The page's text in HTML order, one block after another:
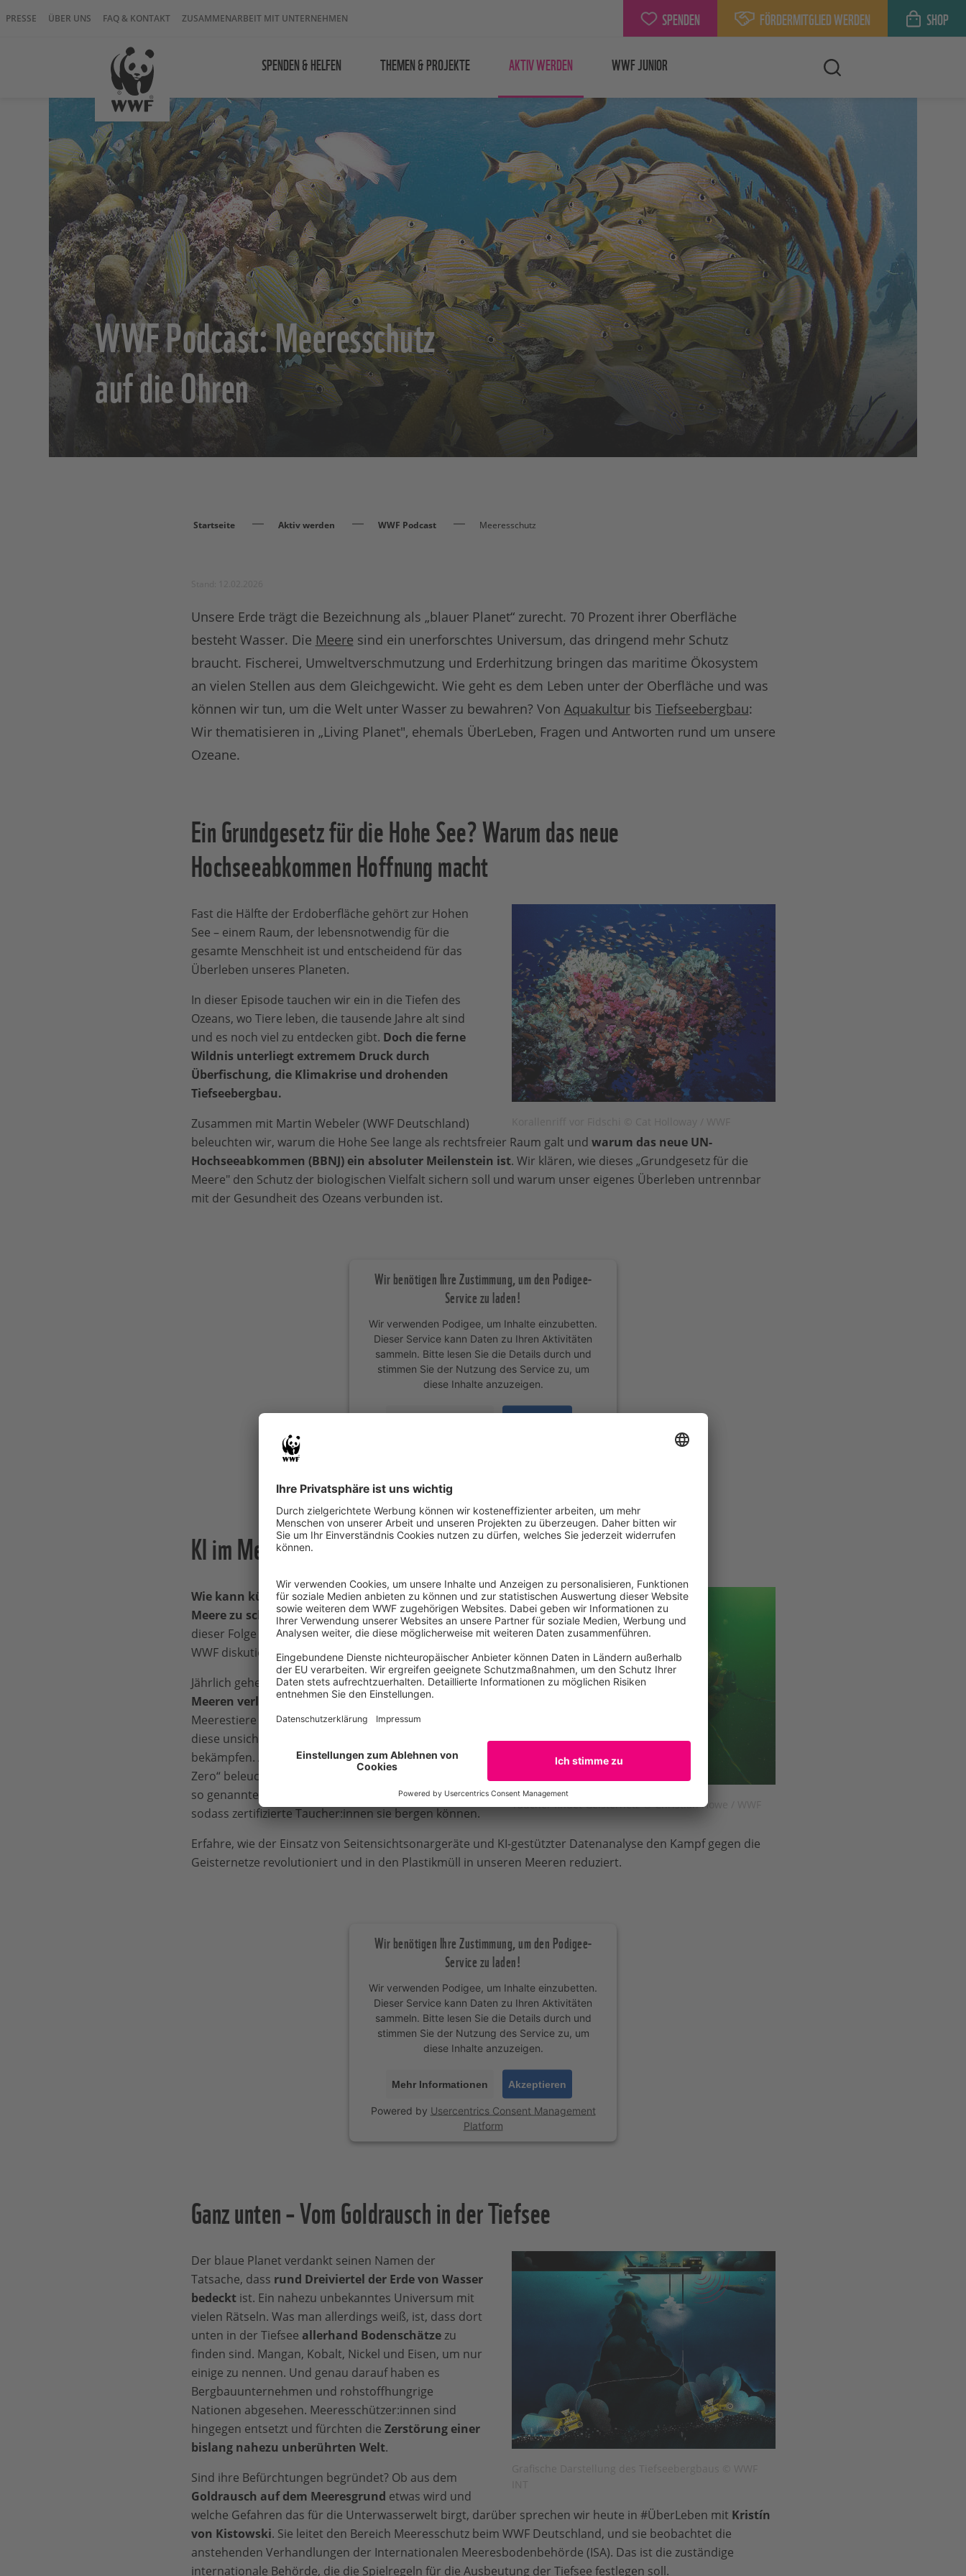
PRESSE ÜBER UNS FAQ & KONTAKT ZUSAMMENARBEIT MIT UNTERNEHMEN SPENDEN FÖRDERMITGLIED WERDEN SHOP
SPENDEN & HELFEN THEMEN & PROJEKTE AKTIV WERDEN WWF JUNIOR
WWF Podcast: Meeresschutz
auf die Ohren
Startseite Aktiv werden WWF Podcast Meeresschutz
Unsere Erde trägt die Bezeichnung als „blauer Planet“ zurecht. 70 Prozent ihrer Oberfläche
besteht Wasser. Die Meere sind ein unerforschtes Universum, das dringend mehr Schutz
braucht. Fischerei, Umweltverschmutzung und Erderhitzung bringen das maritime Ökosystem
an vielen Stellen aus dem Gleichgewicht. Wie geht es dem Leben unter der Oberfläche und was
können wir tun, um die Welt unter Wasser zu bewahren? Von Aquakulturbis Tiefseebergbau:
Wir thematisieren in „Living Planet", ehemals ÜberLeben, Fragen und Antworten rund um unsere
Ozeane.
Ein Grundgesetz für die Hohe See? Warum das neue
Hochseeabkommen Hoffnung macht
Fast die Hälfte der Erdoberfläche gehört zur Hohen
See – einem Raum, der lebensnotwendig für die
gesamte Menschheit ist und entscheidend für das
Überleben unseres Planeten.
In dieser Episode tauchen wir ein in die Tiefen des
Ozeans, wo Tiere leben, die tausende Jahre alt sind
und es noch viel zu entdecken gibt. Doch die ferne
Wildnis unterliegt extremem Druck durch
Überfischung, die Klimakrise und drohenden
Tiefseebergbau.
Zusammen mit Martin Webeler (WWF Deutschland)
beleuchten wir, warum die Hohe See lange als rechtsfreier Raum galt und warum das neue UN-
Hochseeabkommen (BBNJ) ein absoluter Meilenstein ist. Wir klären, wie dieses „Grundgesetz für die
Meere" den Schutz der biologischen Vielfalt sichern soll und warum unser eigenes Überleben untrennbar
mit der Gesundheit des Ozeans verbunden ist.
Wir benötigen Ihre Zustimmung, um den Podigee-
Service zu laden!
Wir verwenden Podigee, um Inhalte einzubetten.
Dieser Service kann Daten zu Ihren Aktivitäten
sammeln. Bitte lesen Sie die Details durch und
stimmen Sie der Nutzung des Service zu, um
diese Inhalte anzuzeigen.
KI im Meeresschutz: Geisternetze jagen und Ozeane retten
Taucher findet Geisternetz © Christian Howe / WWF
Wie kann künstliche Intelligenz uns helfen, unsere
Meere zu schützen?Das ist die Kernfrage, die wir in
dieser Folge mit unserer Expertin Mareen Lee vom
WWF diskutieren.
Jährlich gehen
Tausende Fischernetze in den
Meeren verloren, die zu tödlichen Fallen für
Meerestiere werden. Mareen erklärt, wie wir mit KI
diese unsichtbare Gefahr sichtbar machen und
bekämpfen. Am Beispiel unseres Projekts „Ghost Net
Zero“ beleuchten wir, wie intelligente Systeme diese
so genannten Geisternetze aufspüren und erkennen,
sodass zertifizierte Taucher:innen sie bergen können.
Erfahre, wie der Einsatz von Seitensichtsonargeräte und KI-gestützter Datenanalyse den Kampf gegen die
Geisternetze revolutioniert und in den Plastikmüll in unseren Meeren reduziert.
Wir benötigen Ihre Zustimmung, um den Podigee-
Service zu laden!
Wir verwenden Podigee, um Inhalte einzubetten.
Dieser Service kann Daten zu Ihren Aktivitäten
sammeln. Bitte lesen Sie die Details durch und
stimmen Sie der Nutzung des Service zu, um
diese Inhalte anzuzeigen.
Mehr Informationen Akzeptieren
Powered by Usercentrics Consent Management
Platform
Ganz unten – Vom Goldrausch in der Tiefsee
Der blaue Planet verdankt seinen Namen der
Tatsache, dass rund Dreiviertel der Erde von Wasser
bedecktist. Ein nahezu unbekanntes Universum mit
vielen Rätseln. Was man allerdings weiß, ist, dass dort
unten in der Tiefsee allerhand Bodenschätzezu
finden sind. Mangan, Kobalt, Nickel und Eisen, um nur
einige zu nennen. Und genau darauf haben es
Bergbauunternehmen und rohstoffhungrige
Nationen abgesehen. Meeresschützer:innen sind
hingegen entsetzt und fürchten die Zerstörung einer
bislang nahezu unberührten Welt.
Sind ihre Befürchtungen begründet? Ob aus dem
Goldrausch auf dem Meeresgrund etwas wird und
welche Gefahren das für die Unterwasserwelt birgt, darüber sprechen wir heute in #ÜberLeben mit Kristín
von Kistowski. Sie leitet den Bereich Meeresschutz beim WWF Deutschland, und sie beobachtet die
anstehenden Verhandlungen der Internationalen Meeresbodenbehörde (ISA). Das ist die zuständige
internationale Behörde, die die Spielregeln für die Ausbeutung der Tiefsee festlegen soll.